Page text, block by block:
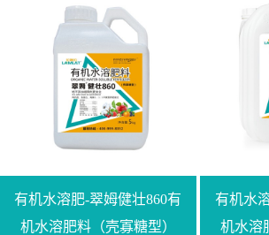
【通用名称】脲甲醛缓释
氮肥【产品形态】水剂
【产品规格】1000g【技术
指标】N≥330g/L【企业标
准】Q/LML O01-2022【使
用方法】1、飞防：每亩
复配其他农药、肥料并提
高药效，间隔2-3周，可连
【通用
【产品
规格】
有效活
效物质
子有机
底肥：
100kg
有机水溶肥-翠姆健壮860有
机水溶肥料（壳寡糖型）
有机水
机水溶